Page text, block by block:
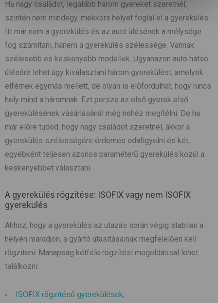
Ha nagy családot, legalább három gyereket szeretnél,
szintén nem mindegy, mekkora helyet foglal el a gyerekülés.
Itt már nem a gyerekülés és az autó ülésének a mélysége
fog számítani, hanem a gyerekülés szélessége. Vannak
szélesebb és keskenyebb modellek. Ugyanazon autó hátsó
ülésére lehet úgy kiválasztani három gyerekülést, amelyek
elférnek egymás mellett, de olyan is előfordulhat, hogy nincs
hely mind a háromnak. Ezt persze az első gyerek első
gyerekülésének vásárlásánál még nehéz megítélni. De ha
már előre tudod, hogy nagy családot szeretnél, akkor a
gyerekülés szélességére érdemes odafigyelni és két,
egyébként teljesen azonos paraméterű gyerekülés közül a
keskenyebbet választani.
A gyerekülés rögzítése: ISOFIX vagy nem ISOFIX
gyerekülés
Ahhoz, hogy a gyerekülés az utazás során végig stabilan a
helyén maradjon, a gyártó utasításainak megfelelően kell
rögzíteni. Manapság kétféle rögzítési megoldással lehet
találkozni:
ISOFIX rögzítésű gyerekülések,